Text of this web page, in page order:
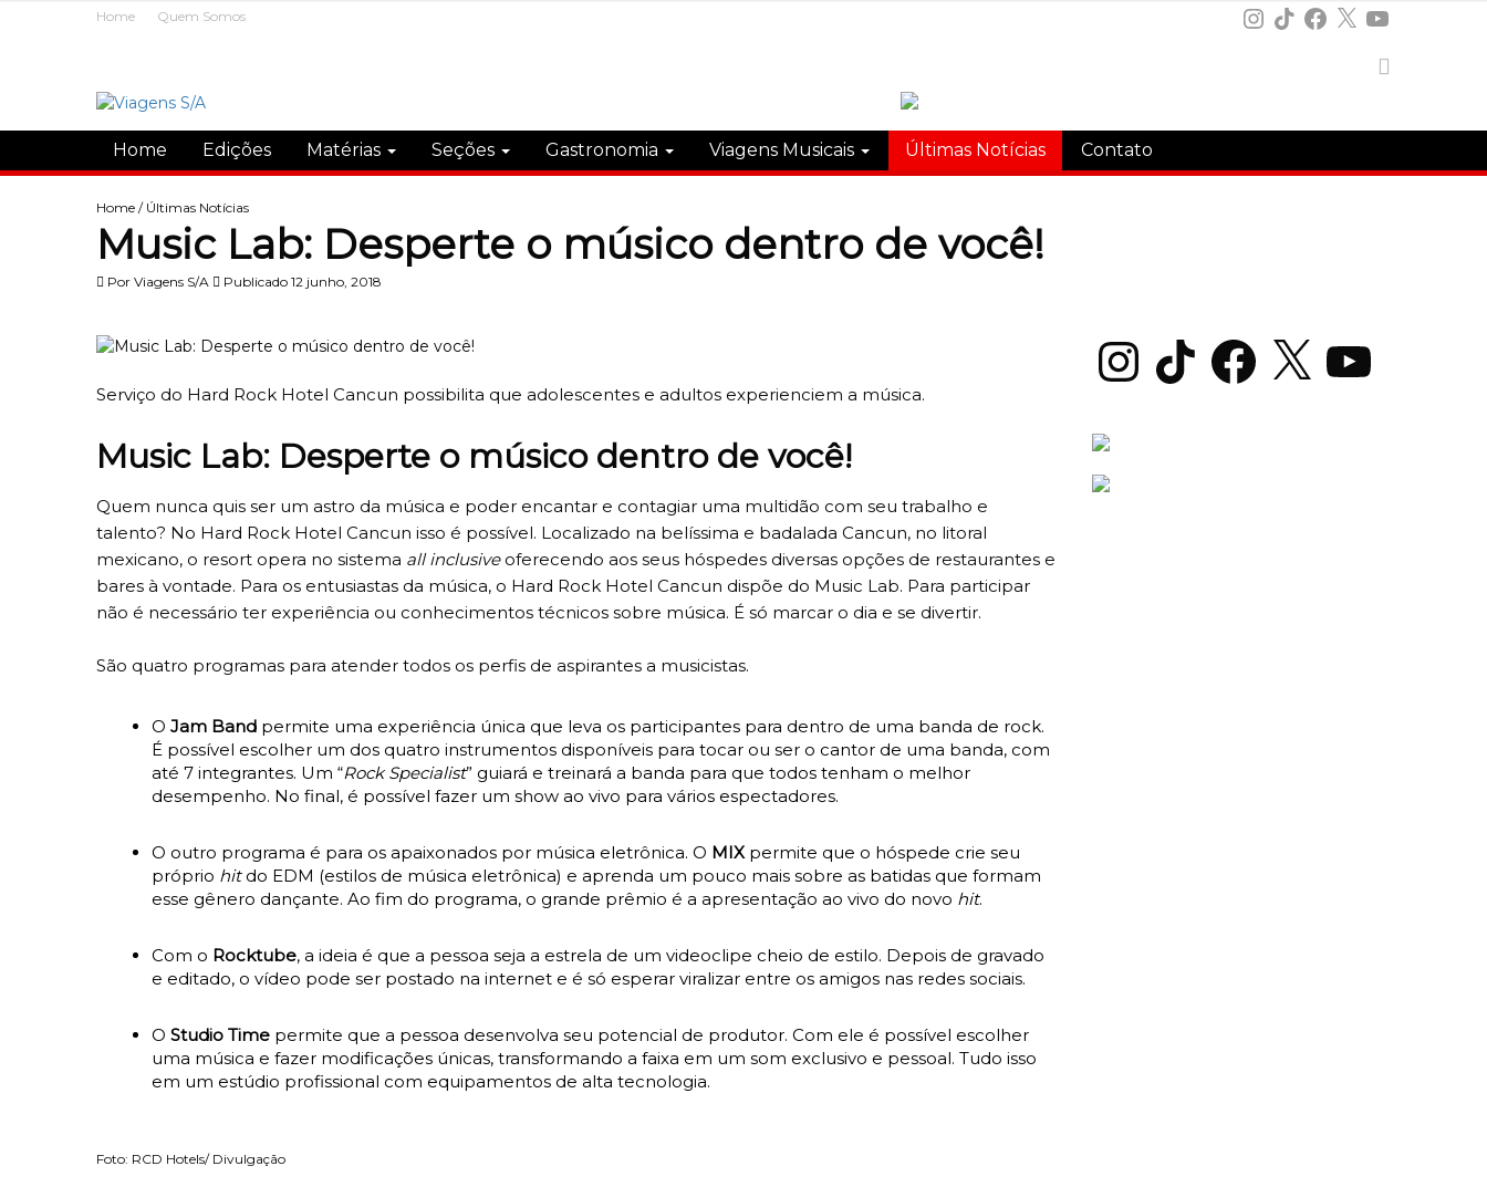
Home Quem Somos Instagram
TikTokFacebook
X YouTube
Home Edições Matérias Seções Gastronomia Viagens Musicais Últimas Notícias Contato
Home / Últimas Notícias
Music Lab: Desperte o músico dentro de você!
Por Viagens S/A Publicado 12 junho, 2018
Serviço do Hard Rock Hotel Cancun possibilita que adolescentes e adultos experienciem a música.
Music Lab: Desperte o músico dentro de você!
Quem nunca quis ser um astro da música e poder encantar e contagiar uma multidão com seu trabalho e
talento? No Hard Rock Hotel Cancun isso é possível. Localizado na belíssima e badalada Cancun, no litoral
mexicano, o resort opera no sistema all inclusiveoferecendo aos seus hóspedes diversas opções de restaurantes e
bares à vontade. Para os entusiastas da música, o Hard Rock Hotel Cancun dispõe do Music Lab. Para participar
não é necessário ter experiência ou conhecimentos técnicos sobre música. É só marcar o dia e se divertir.
São quatro programas para atender todos os perfis de aspirantes a musicistas.
O Jam Band permite uma experiência única que leva os participantes para dentro de uma banda de rock.
É possível escolher um dos quatro instrumentos disponíveis para tocar ou ser o cantor de uma banda, com
até 7 integrantes. Um “Rock Specialist” guiará e treinará a banda para que todos tenham o melhor
desempenho. No final, é possível fazer um show ao vivo para vários espectadores.
O outro programa é para os apaixonados por música eletrônica. O MIXpermite que o hóspede crie seu
próprio hitdo EDM (estilos de música eletrônica) e aprenda um pouco mais sobre as batidas que formam
esse gênero dançante. Ao fim do programa, o grande prêmio é a apresentação ao vivo do novo hit.
Com o Rocktube, a ideia é que a pessoa seja a estrela de um videoclipe cheio de estilo. Depois de gravado
e editado, o vídeo pode ser postado na internet e é só esperar viralizar entre os amigos nas redes sociais.
O Studio Time permite que a pessoa desenvolva seu potencial de produtor. Com ele é possível escolher
uma música e fazer modificações únicas, transformando a faixa em um som exclusivo e pessoal. Tudo isso
em um estúdio profissional com equipamentos de alta tecnologia.
Foto: RCD Hotels/ Divulgação
InstagramTikTok Facebook
X YouTube